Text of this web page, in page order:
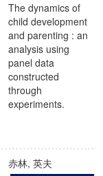
The dynamics of
child development
and parenting : an
analysis using
panel data
constructed
through
experiments.
赤林, 英夫